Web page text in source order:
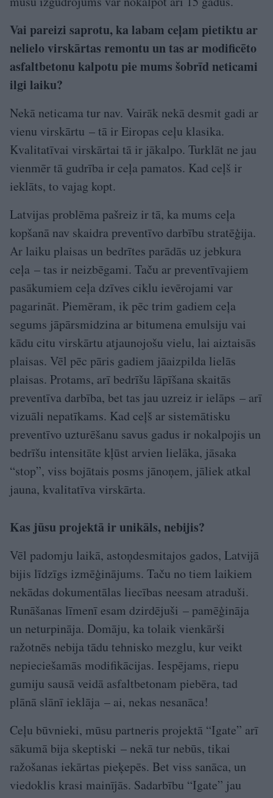
Vai pareizi saprotu, ka labam ceļam pietiktu ar
nelielo virskārtas remontu un tas ar modificēto
asfaltbetonu kalpotu pie mums šobrīd neticami
ilgi laiku?
Nekā neticama tur nav. Vairāk nekā desmit gadi ar
vienu virskārtu – tā ir Eiropas ceļu klasika.
Kvalitatīvai virskārtai tā ir jākalpo. Turklāt ne jau
vienmēr tā gudrība ir ceļa pamatos. Kad ceļš ir
ieklāts, to vajag kopt.
Latvijas problēma pašreiz ir tā, ka mums ceļa
kopšanā nav skaidra preventīvo darbību stratēģija.
Ar laiku plaisas un bedrītes parādās uz jebkura
ceļa – tas ir neizbēgami. Taču ar preventīvajiem
pasākumiem ceļa dzīves ciklu ievērojami var
pagarināt. Piemēram, ik pēc trim gadiem ceļa
segums jāpārsmidzina ar bitumena emulsiju vai
kādu citu virskārtu atjaunojošu vielu, lai aiztaisās
plaisas. Vēl pēc pāris gadiem jāaizpilda lielās
plaisas. Protams, arī bedrīšu lāpīšana skaitās
preventīva darbība, bet tas jau uzreiz ir ielāps – arī
vizuāli nepatīkams. Kad ceļš ar sistemātisku
preventīvo uzturēšanu savus gadus ir nokalpojis un
bedrīšu intensitāte kļūst arvien lielāka, jāsaka
“stop”, viss bojātais posms jānoņem, jāliek atkal
jauna, kvalitatīva virs­kārta.
Kas jūsu projektā ir unikāls, nebijis?
Vēl padomju laikā, astoņdesmitajos gados, Latvijā
bijis līdzīgs izmēģinājums. Taču no tiem laikiem
nekādas dokumentālas liecības neesam atraduši.
Runāšanas līmenī esam dzirdējuši – pamēģināja
un neturpināja. Domāju, ka tolaik vienkārši
ražotnēs nebija tādu tehnisko mezglu, kur veikt
nepieciešamās modifikācijas. Iespējams, riepu
gumiju sausā veidā asfaltbetonam piebēra, tad
plānā slānī ieklāja – ai, nekas nesanāca!
Ceļu būvnieki, mūsu partneris projektā “Igate” arī
sākumā bija skeptiski – nekā tur nebūs, tikai
ražošanas iekārtas pieķepēs. Bet viss sanāca, un
viedoklis krasi mainījās. Sadarbību “Igate” jau